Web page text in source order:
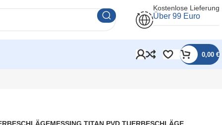
Kostenlose Lieferung
Über 99 Euro
0,00 €